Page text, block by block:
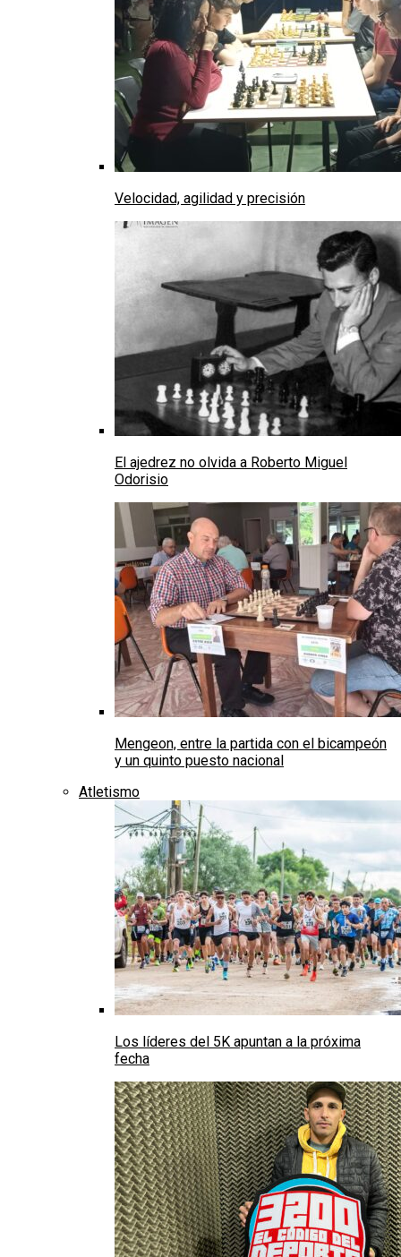
Velocidad, agilidad y precisión
El ajedrez no olvida a Roberto Miguel
Odorisio
Mengeon, entre la partida con el bicampeón
y un quinto puesto nacional
Atletismo
Los líderes del 5K apuntan a la próxima
fecha